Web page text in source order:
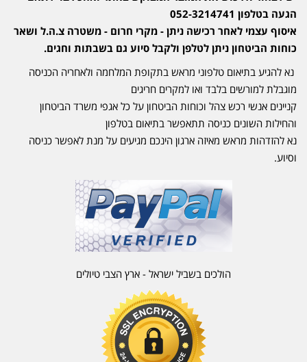
הגעה בטלפון 052-3214741
איסוף עצמי לאחר רכישה ניתן - מקרי חרום - משטרה צ.ה.ל ושאר
כוחות הביטחון ניתן לטלפן ולקבל סיוע גם בשבתות וחגים.
נא להגיע בתיאום טלפוני מראש בתקופת המלחמה ולאחריה הכניסה
מוגבלת למורשים בלבד ואו למקרים חריגים
קניינים אנשי רכש צהל וכוחות הביטחון על כל אגפי משרד הביטחון
והחילות השונים כניסה תתאפשר בתיאום בטלפון
נא להזדהות מראש מאיזה ארגון הינכם מגיעים על מנת לאפשר כניסה
וסיוע.
הולכים בשביל ישראל - ארץ הצבי טיולים